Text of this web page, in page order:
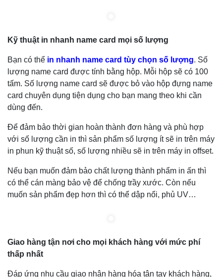
Kỹ thuật in nhanh name card mọi số lượng
Bạn có thể in nhanh name card tùy chọn số lượng. Số
lượng name card được tính bằng hộp. Mỗi hộp sẽ có 100
tấm. Số lượng name card sẽ được bỏ vào hộp đựng name
card chuyên dụng tiện dụng cho bạn mang theo khi cần
dùng đến.
Để đảm bảo thời gian hoàn thành đơn hàng và phù hợp
với số lượng cần in thì sản phẩm số lượng ít sẽ in trên máy
in phun kỹ thuật số, số lượng nhiều sẽ in trên máy in offset.
Nếu bạn muốn đảm bảo chất lượng thành phẩm in ấn thì
có thể cán màng bảo vệ để chống trầy xước. Còn nếu
muốn sản phẩm đẹp hơn thì có thể dập nổi, phủ UV…
Giao hàng tận nơi cho mọi khách hàng với mức phí
thấp nhất
Đáp ứng nhu cầu giao nhận hàng hóa tận tay khách hàng,